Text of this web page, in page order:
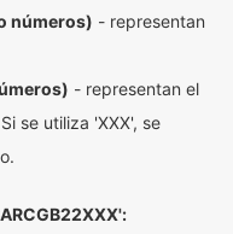
números) - representan
- representan el
se utiliza 'XXX', se